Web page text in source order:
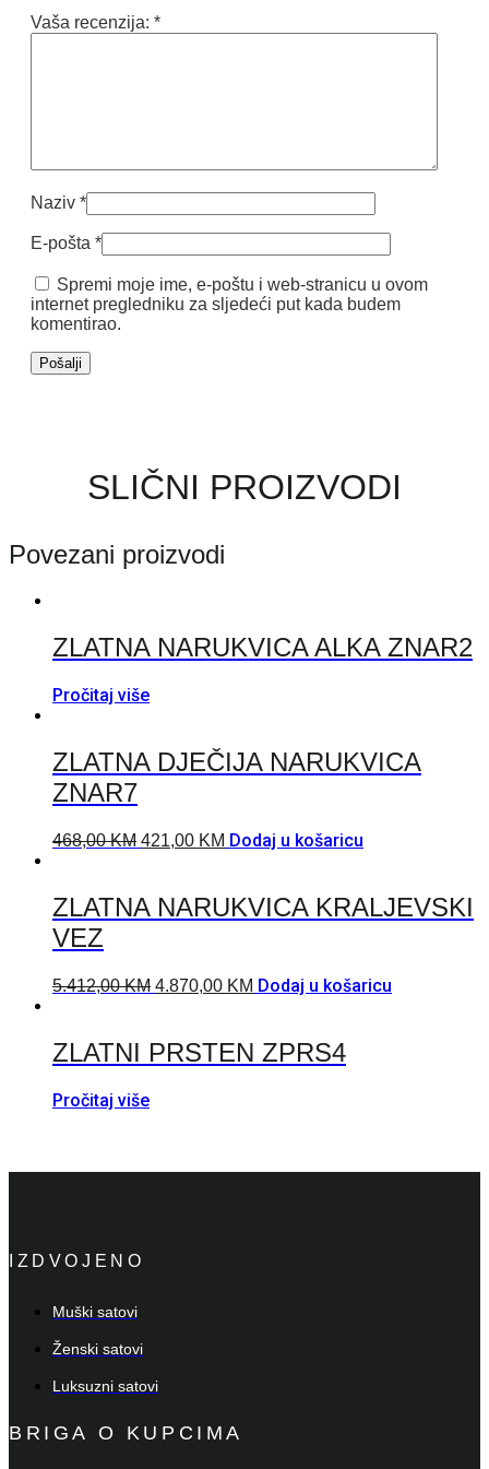
Vaša recenzija: *
Naziv *
E-pošta *
Spremi moje ime, e-poštu i web-stranicu u ovom
internet pregledniku za sljedeći put kada budem
komentirao.
SLIČNI PROIZVODI
Povezani proizvodi
ZLATNA NARUKVICA ALKA ZNAR2
Pročitaj više
ZLATNA DJEČIJA NARUKVICA
ZNAR7
468,00KM 421,00 KM Dodaj u košaricu
ZLATNA NARUKVICA KRALJEVSKI
VEZ
5.412,00KM 4.870,00 KM Dodaj u košaricu
ZLATNI PRSTEN ZPRS4
Pročitaj više
IZDVOJENO
Muški satovi
Ženski satovi
Luksuzni satovi
BRIGA O KUPCIMA